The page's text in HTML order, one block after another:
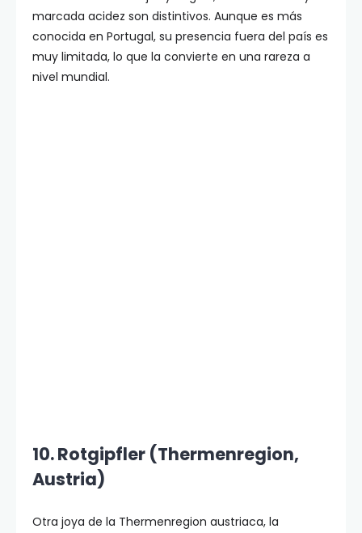
marcada acidez son distintivos. Aunque es más
conocida en Portugal, su presencia fuera del país es
muy limitada, lo que la convierte en una rareza a
nivel mundial.
10. Rotgipfler (Thermenregion,
Austria)
Otra joya de la Thermenregion austriaca, la